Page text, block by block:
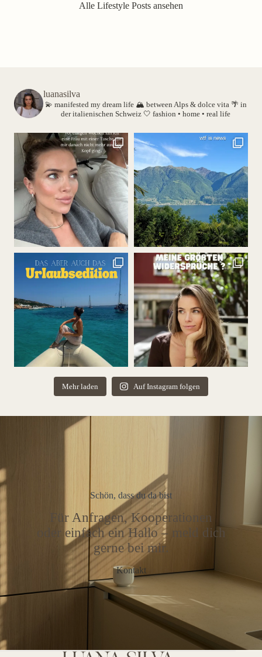
Alle Lifestyle Posts ansehen
luanasilva
💫 manifested my dream life 🏔️ between Alps & dolce vita 🌴 in
der italienischen Schweiz 🤍 fashion • home • real life
Mehr laden Auf Instagram folgen
Schön, dass du da bist
Für Anfragen, Kooperationen
oder einfach ein Hallo – meld dich
gerne bei mir.
Kontakt